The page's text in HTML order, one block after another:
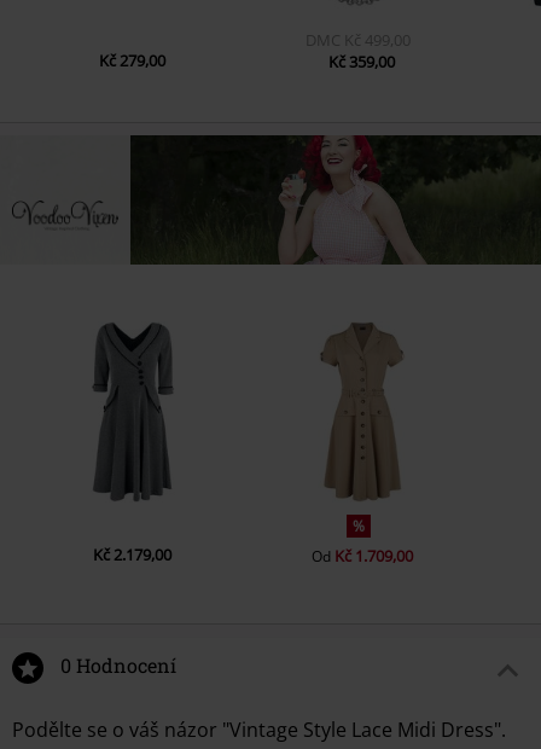
Kč 279,00
DMC Kč 499,00
Kč 359,00
Kč 2.179,00
%
Od Kč 1.709,00
0 Hodnocení
Podělte se o váš názor "Vintage Style Lace Midi Dress".